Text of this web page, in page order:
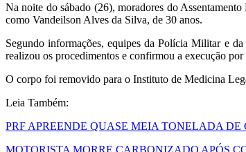
Na noite do sábado (26), moradores do
como Vandeilson Alves da Silva, de 30 anos.
Segundo informações, equipes da Polícia Militar e
realizou os procedimentos e confirmou a execução por
O corpo foi removido para o Instituto de Medicina
Leia Também:
PRF APREENDE QUASE MEIA TONELADA
MOTORISTA MORRE CARBONIZADO APÓS